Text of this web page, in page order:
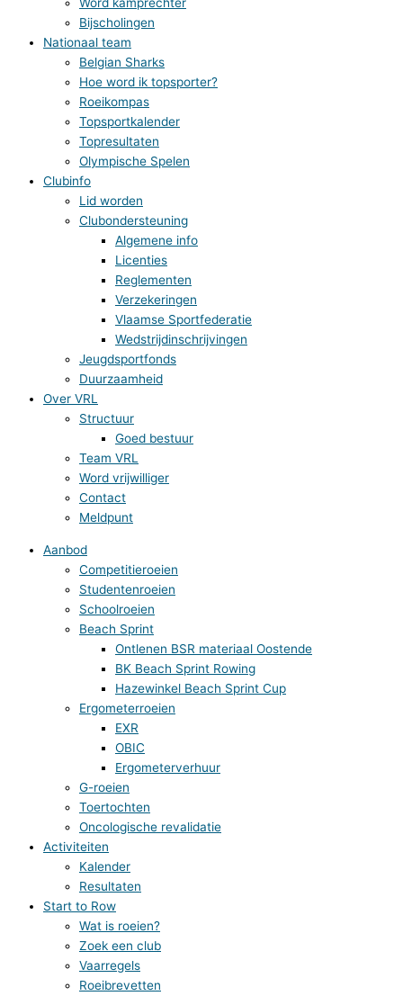
Word kamprechter
Bijscholingen
Nationaal team
Belgian Sharks
Hoe word ik topsporter?
Roeikompas
Topsportkalender
Topresultaten
Olympische Spelen
Clubinfo
Lid worden
Clubondersteuning
Algemene info
Licenties
Reglementen
Verzekeringen
Vlaamse Sportfederatie
Wedstrijdinschrijvingen
Jeugdsportfonds
Duurzaamheid
Over VRL
Structuur
Goed bestuur
Team VRL
Word vrijwilliger
Contact
Meldpunt
Aanbod
Competitieroeien
Studentenroeien
Schoolroeien
Beach Sprint
Ontlenen BSR materiaal Oostende
BK Beach Sprint Rowing
Hazewinkel Beach Sprint Cup
Ergometerroeien
EXR
OBIC
Ergometerverhuur
G-roeien
Toertochten
Oncologische revalidatie
Activiteiten
Kalender
Resultaten
Start to Row
Wat is roeien?
Zoek een club
Vaarregels
Roeibrevetten